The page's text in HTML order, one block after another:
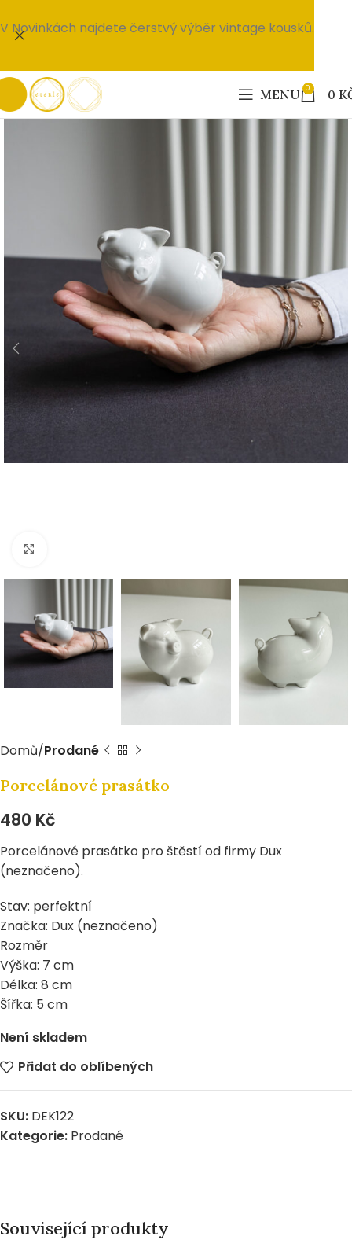
MENU 0 0
Domů Prodané
Porcelánové prasátko
480 Kč
Porcelánové prasátko pro štěstí od firmy Dux
(neznačeno).
Stav: perfektní
Značka: Dux (neznačeno)
Rozměr
Výška: 7 cm
Délka: 8 cm
Šířka: 5 cm
Není skladem
Přidat do oblíbených
SKU: DEK122
Kategorie: Prodané
Související produkty
V Novinkách najdete čerstvý výběr vintage kousků.